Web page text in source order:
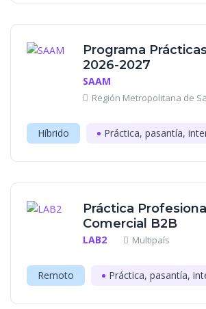
Programa
2026-2027
SAAM
Región Metropolitana de
Híbrido Práctica, pasantía,
Práctica
Comercial B2B
LAB2 Multipaís
Remoto Práctica, pasantía,